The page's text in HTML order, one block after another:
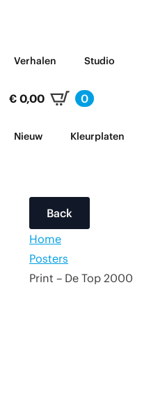
Verhalen Studio
€ 0,00 0
Nieuw Kleurplaten
Back
Home
Posters
Print – De Top 2000